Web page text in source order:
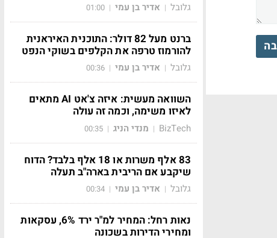
גלובל | אדיר בן עמי |
01:00
ברנט מעל 82 דולר: התוכנית האיראנית
להורמוז טרפה את הקלפים בשוקי הנפט
גלובל | אדיר בן עמי |
00:36
השוואה מעשית: איזה צ'אט AI מתאים
לאיזו משימה, וכמה זה עולה
BizTech
| מנדי הניג |
00:35
83 אלף משרות או 18 אלף בלבד? הדוח
שיקבע אם הריבית בארה"ב תעלה
גלובל | אדיר בן עמי |
00:34
נאות רחל: המחיר למ"ר ירד 6%, עסקאות
ומחירי הדירות בשכונה